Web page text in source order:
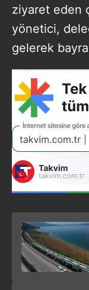
ziyaret eden
yönetici,
gelerek